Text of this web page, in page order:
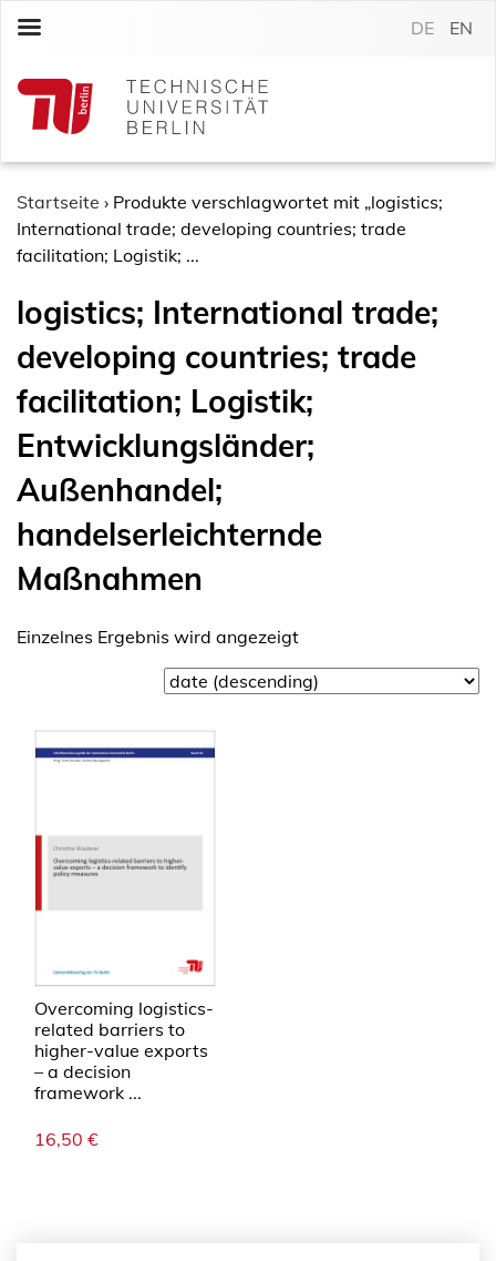
c
DE EN
Startseite › Produkte verschlagwortet mit „logistics;
International trade; developing countries; trade
facilitation; Logistik; ...
logistics; International trade;
developing countries; trade
facilitation; Logistik;
Entwicklungsländer;
Außenhandel;
handelserleichternde
Maßnahmen
Einzelnes Ergebnis wird angezeigt
Overcoming logistics-
related barriers to
higher-value exports
– a decision
framework ...
16,50 €